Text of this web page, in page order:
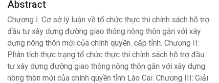
Abstract
Chương I: Cơ sở lý luận về tổ chức thực thi chính sách hỗ trợ
đầu tư xây dựng đường giao thông nông thôn gắn với xây
dựng nông thôn mới của chính quyền. cấp tỉnh. Chương II:
Phân tích thực trạng tổ chức thực thi chính sách hỗ trợ đầu
tư xây dựng đường giao thông nông thôn gắn với xây dựng
nông thôn mới của chính quyền tỉnh Lào Cai. Chương III: Giải